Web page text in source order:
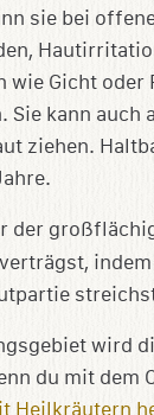
sie bei
wie Gicht oder
Sie kann auch
ziehen.
der
wird
du mit dem
Heilkräutern